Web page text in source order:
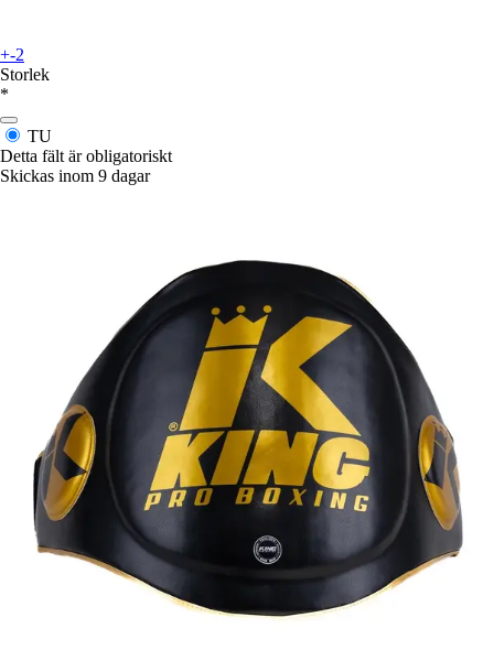
+-2
Storlek
*
TU
Detta fält är obligatoriskt
Skickas inom 9 dagar